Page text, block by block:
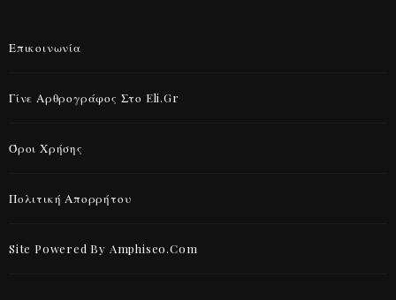
Επικοινωνία
Γίνε Αρθρογράφος Στο Eli.gr
Όροι Χρήσης
Πολιτική Απορρήτου
Site Powered By Amphiseo.com